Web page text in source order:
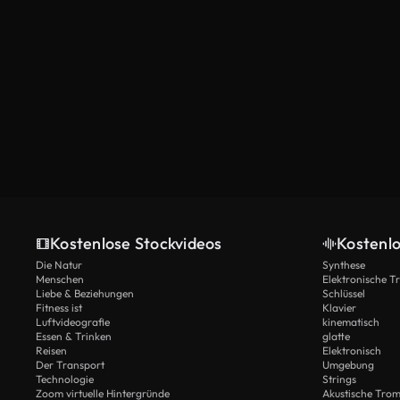
Kostenlose Stockvideos
Die Natur
Menschen
Liebe & Beziehungen
Fitness ist
Luftvideografie
Essen & Trinken
Reisen
Der Transport
Technologie
Zoom virtuelle Hintergründe
Synthese
Elektronische
Schlüssel
Klavier
kinematisch
glatte
Elektronisch
Umgebung
Strings
Akustische